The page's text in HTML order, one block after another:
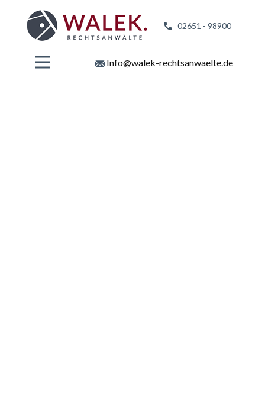
02651 - 98900
Info@walek-rechtsanwaelte.de